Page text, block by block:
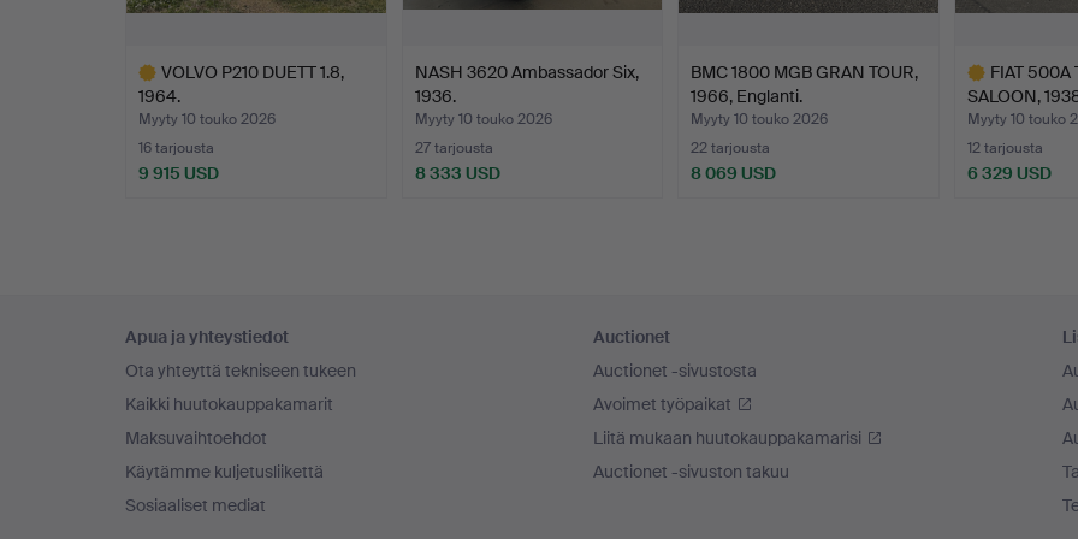
VOLVO P210 DUETT 1.8,
1964.
Myyty 10 touko 2026
16 tarjousta
9 915 USD
NASH 3620 Ambassador Six,
1936.
Myyty 10 touko 2026
27 tarjousta
8 333 USD
BMC 1800 MGB GRAN TOUR,
1966, Englanti.
Myyty 10 touko 2026
22 tarjousta
8 069 USD
FIAT 500A
SALOON,
Myyty 10 touko
12 tarjousta
6 329 USD
Apua ja yhteystiedot
Ota yhteyttä tekniseen tukeen
Kaikki huutokauppakamarit
Maksuvaihtoehdot
Käytämme kuljetusliikettä
Sosiaaliset mediat
Auctionet
Auctionet -sivustosta
Avoimet työpaikat
Liitä mukaan huutokauppakamarisi
Auctionet -sivuston takuu